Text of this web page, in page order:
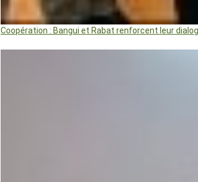
Coopération : Bangui et Rabat renforcent leur